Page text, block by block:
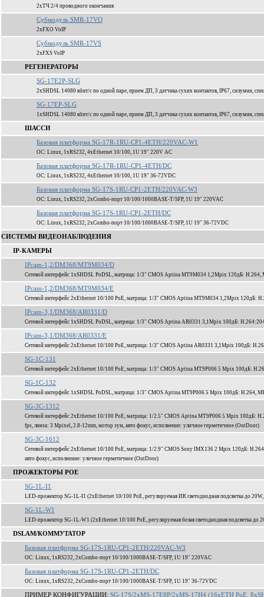
2xТЧ 2/4 проводного окончания
Субмодуль SMR-17VO
2xFXO VoIP
Субмодуль SMR-17VS
2xFXS VoIP
РЕГЕНЕРАТОРЫ
SG-17E2P-SLG
2xSHDSL 14080 кбит/c по одной паре, прием ДП, 3 датчика сухих контактов, IP67, силумин,
SG-17EP-SLG
1xSHDSL 14080 кбит/c по одной паре, прием ДП, 3 датчика сухих контактов, IP67, силумин,
ШАССИ
Базовая платформа SG-17R-1RU-CP1-4ETH/220VAC-W1
ОС: Linux, 1xRS232, 4xEthernet 10/100, 1U 19" 220V AC
Базовая платформа SG-17R-1RU-CP1-4ETH/DC
ОС: Linux, 1xRS232, 4xEthernet 10/100, 1U 19" 36-72VDC
Базовая платформа SG-17S-1RU-CP1-2ETH/220VAC-W3
ОС: Linux, 1xRS232, 2xCombo-порт 10/100/1000BASE-T/SFP, 1U 19" 220VAC
Базовая платформа SG-17S-1RU-CP1-2ETH/DC
ОС: Linux, 1xRS232, 2xCombo-порт 10/100/1000BASE-T/SFP, 1U 19" 36-72VDC
СИСТЕМЫ ВИДЕОНАБЛЮДЕНИЯ
IP-КАМЕРЫ
IPcam-1,2/DM368/MT9M034/D
Сетевой интерфейс 1xSHDSL PoDSL, матрица: 1/3" CMOS Aptina MT9M034 1,2Mpix 120дБ: H.264,
IPcam-1,2/DM368/MT9M034/E
Сетевой интерфейс 2xEthernet 10/100 PoE, матрица: 1/3" CMOS Aptina MT9M034 1,2Mpix 120дБ:
IPcam-3,1/DM368/AR0331/D
Сетевой интерфейс 1xSHDSL PoDSL, матрица: 1/3" CMOS Aptina AR0331 3,1Mpix 100дБ:
IPcam-3,1/DM368/AR0331/E
Сетевой интерфейс 2xEthernet 10/100 PoE, матрица: 1/3" CMOS Aptina AR0331 3,1Mpix 100дБ:
SG-1C-131
Сетевой интерфейс 2xEthernet 10/100 PoE, матрица: 1/3" CMOS Aptina MT9P006 5 Mpix 100дБ:
SG-1C-132
Сетевой интерфейс 1xSHDSL PoDSL, матрица: 1/3" CMOS Aptina MT9P006 5 Mpix 100дБ: H.264,
SG-3C-1312
Сетевой интерфейс 2xEthernet 10/100 PoE, матрица: 1/2.5" CMOS Aptina MT9P006 5 Mpix 100дБ:
fps, линза: 3 Mpixel, 2.8-12mm, мотор зум, авто фокус, исполнение: уличное герметичное (OutDoor)
SG-3C-1612
Сетевой интерфейс 2xEthernet 10/100 PoE, матрица: 1/2.9" CMOS Sony IMX136 2 Mpix 120дБ:
авто фокус, исполнение: уличное герметичное (OutDoor)
ПРОЖЕКТОРЫ POE
SG-1L-I1
LED-прожектор SG-1L-I1 (2xEthernet 10/100 PoE, регулируемая ИК светодиодная подсветка до 20W,
SG-1L-W1
LED-прожектор SG-1L-W1 (2xEthernet 10/100 PoE, регулируемая белая светодиодная подсветка до
DSLAM/КОММУТАТОР
Базовая платформа SG-17S-1RU-CP1-2ETH/220VAC-W3
ОС: Linux, 1xRS232, 2xCombo-порт 10/100/1000BASE-T/SFP, 1U 19" 220VAC
Базовая платформа SG-17S-1RU-CP1-2ETH/DC
ОС: Linux, 1xRS232, 2xCombo-порт 10/100/1000BASE-T/SFP, 1U 19" 36-72VDC
ПРИМЕР КОНФИГУРАЦИИ: SG-17S/2xMS-17E8P/2xMS-17H4 (16xETH PoE,